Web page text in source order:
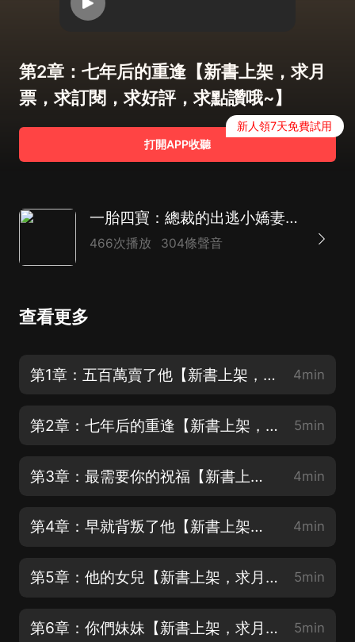
第2章：七年后的重逢【新書上架，求月
票，求訂閱，求好評，求點讚哦~】
打開APP收聽
新人領7天免費試用
一胎四寶：總裁的出逃小嬌妻|浪漫言情|霸道總裁|都市生活|萌娃|AI多播
466次播放 304條聲音
查看更多
第1章：五百萬賣了他【新書上架，求月票，求訂閱，求好評，求點讚哦~】 4min
第2章：七年后的重逢【新書上架，求月票，求訂閱，求好評，求點讚哦~】 5min
第3章：最需要你的祝福【新書上架，求月票，求訂閱，求好評，求點讚哦~】 4min
第4章：早就背叛了他【新書上架，求月票，求訂閱，求好評，求點讚哦~】 4min
第5章：他的女兒【新書上架，求月票，求訂閱，求好評，求點讚哦~】 5min
第6章：你們妹妹【新書上架，求月票，求訂閱，求好評，求點讚哦~】 5min